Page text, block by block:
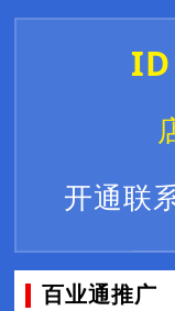
开通联
百业通推广